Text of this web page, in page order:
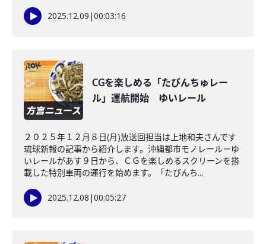
2025.12.09 |00:03:16
CGを楽しめる「たびんちゅレー
ル」運航開始 ゆいレール
２０２５年１２月８日(月)放送回担当は上地和夫さんです
琉球新報の記事から紹介します。沖縄都市モノレール＝ゆ
いレールがあす９日から、ＣＧを楽しめるスクリーンを搭
載した特別車両の運行を始めます。「たびんち...
2025.12.08 |00:05:27